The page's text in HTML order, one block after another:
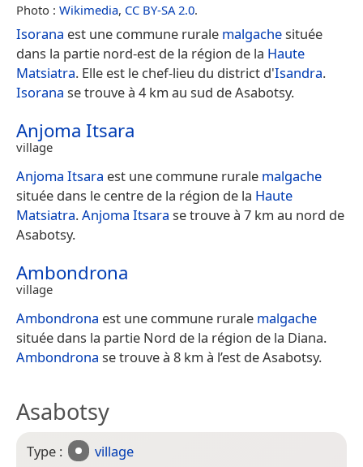
Photo : Wikimedia, CC BY-SA 2.0.
Isorana est une commune rurale malgachesituée
dans la partie nord-est de la région de la Haute
Matsiatra. Elle est le chef-lieu du district d'Isandra.
Isorana se trouve à 4 km au sud de Asabotsy.
Anjoma Itsara
village
Anjoma Itsara est une commune rurale malgache
située dans le centre de la région de la Haute
Matsiatra.Anjoma Itsara se trouve à 7 km au nord de
Asabotsy.
Ambondrona
village
Ambondrona est une commune rurale malgache
située dans la partie Nord de la région de la Diana.
Ambondrona se trouve à 8 km à l’est de Asabotsy.
Asabotsy
Type :
village